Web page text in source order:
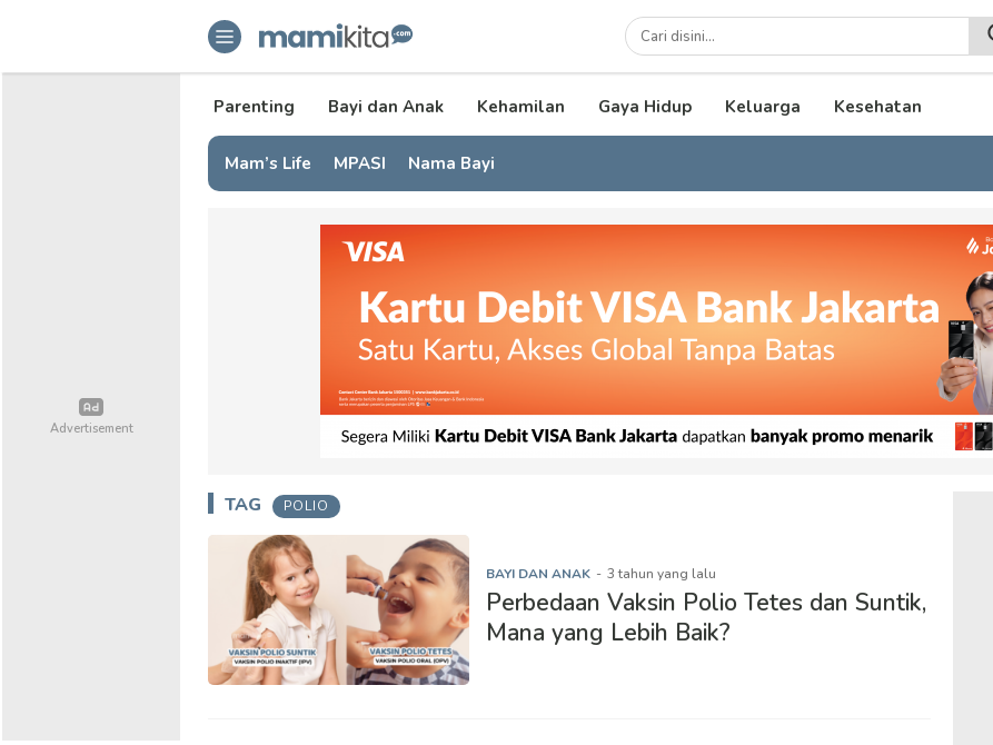
mamikita.com
Informasi Parenting untuk Mami Milenial
Parenting Bayi dan Anak Kehamilan Gaya Hidup Keluarga Kesehatan
Mam’s Life MPASI Nama Bayi
TAG POLIO
BAYI DAN ANAK - 3 tahun yang lalu
Perbedaan Vaksin Polio Tetes dan Suntik,
Mana yang Lebih Baik?